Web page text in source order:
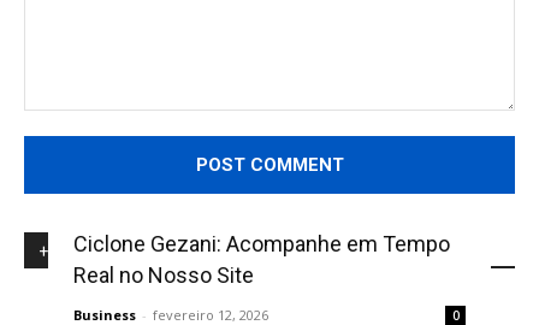
+NOVIDADES
Ciclone Gezani: Acompanhe em Tempo
Real no Nosso Site
Business - fevereiro 12, 2026 0